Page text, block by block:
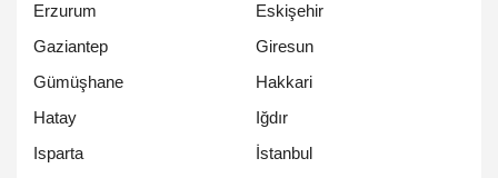
Erzurum
Eskişehir
Gaziantep
Giresun
Gümüşhane
Hakkari
Hatay
Iğdır
Isparta
İstanbul